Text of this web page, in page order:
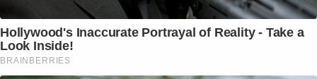
Hollywood's Inaccurate Portrayal of Reality - Take a
Look Inside!
BRAINBERRIES